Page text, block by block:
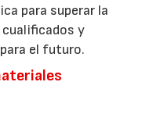
para superar la
y
el futuro.